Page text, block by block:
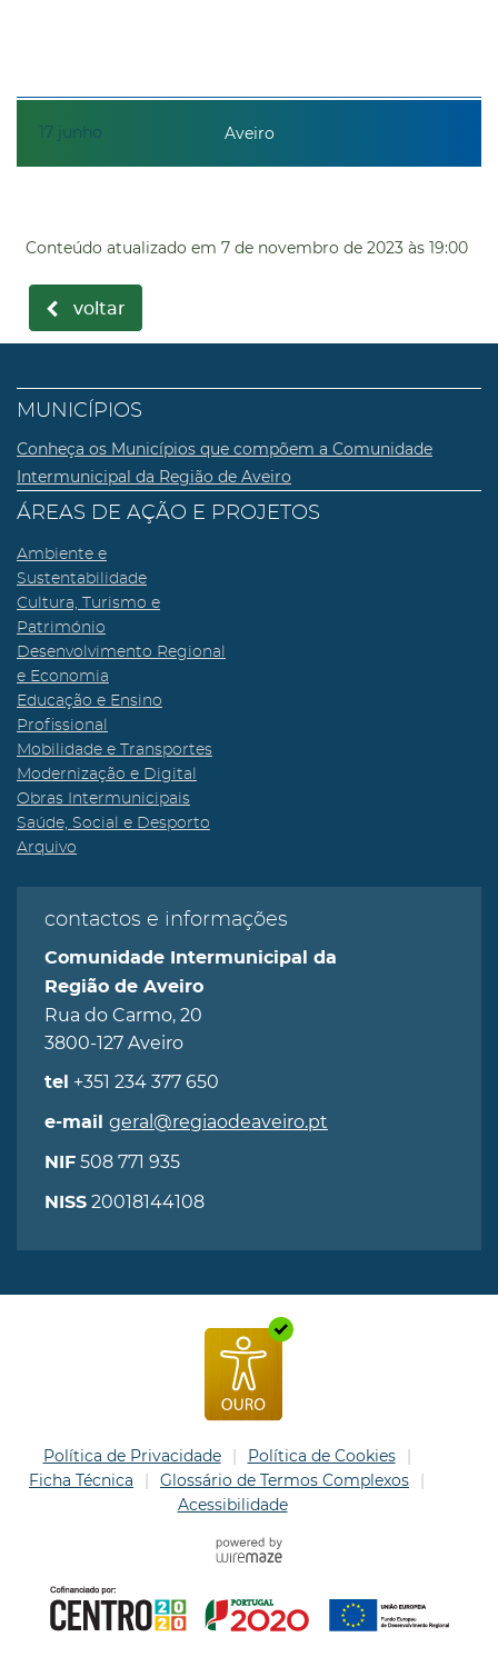
17 junho Aveiro
Conteúdo atualizado em 7 de novembro de 2023 às 19:00
voltar
MUNICÍPIOS
Conheça os Municípios que compõem a Comunidade
Intermunicipal da Região de Aveiro
ÁREAS DE AÇÃO E PROJETOS
Ambiente e
Sustentabilidade
Cultura, Turismo e
Património
Desenvolvimento Regional
e Economia
Educação e Ensino
Profissional
Mobilidade e Transportes
Modernização e Digital
Obras Intermunicipais
Saúde, Social e Desporto
Arquivo
contactos e informações
Comunidade Intermunicipal da
Região de Aveiro
Rua do Carmo, 20
3800-127 Aveiro
tel +351 234 377 650
e-mail geral@regiaodeaveiro.pt
NIF 508 771 935
NISS 20018144108
Política de Privacidade
Política de Cookies
Ficha Técnica
Glossário de Termos Complexos
Acessibilidade